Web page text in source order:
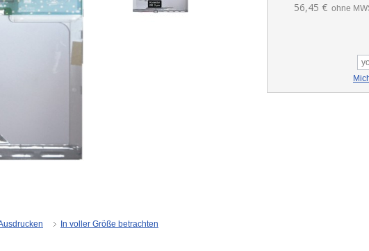
56,45 € ohne
In voller Größe betrachten